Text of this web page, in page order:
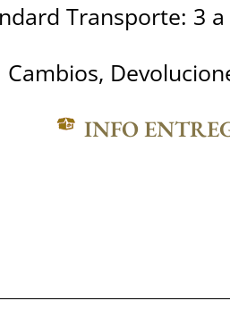
Transporte: 3
Cambios,
INFO